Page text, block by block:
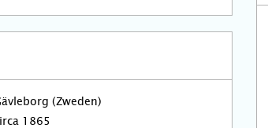
(Zweden)
1865